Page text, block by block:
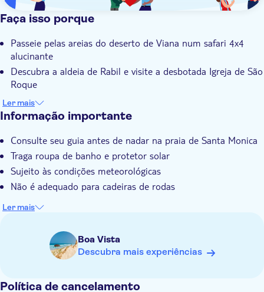
Faça isso porque
Passeie pelas areias do deserto de Viana num safari 4x4
alucinante
Descubra a aldeia de Rabil e visite a desbotada Igreja de São
Roque
Saboreie um ensopado de catchupa, o prato nacional rico
em sabor de Cabo Verde
praia de Santa Mônica
Guia local especializado com conhecimento inigualável de
Boa Vista e suas vilas
Ler mais
Informação importante
Consulte seu guia antes de nadar na praia de Santa Monica
Traga roupa de banho e protetor solar
Sujeito às condições meteorológicas
Não é adequado para cadeiras de rodas
Ler mais
Boa Vista
Descubra mais experiências
Política de cancelamento